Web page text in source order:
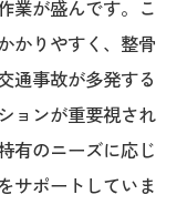
業が盛んです。こ
かりやすく、整骨
通事故が多発する
ョンが重要視され
有のニーズに応じ
サポートしていま